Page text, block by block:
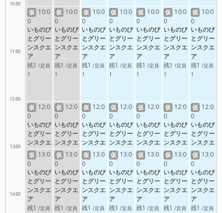
10:00
11:00
12:00
13:00
14:00
仮 10:0
0
いものび
とグリー
ンスクエ
ア
残1 /定員
1
仮 12:0
0
いものび
とグリー
ンスクエ
ア
仮 13:0
0
いものび
とグリー
ンスクエ
ア
残1 /定員
仮 10:0
0
いものび
とグリー
ンスクエ
ア
残1 /定員
1
仮 12:0
0
いものび
とグリー
ンスクエ
ア
仮 13:0
0
いものび
とグリー
ンスクエ
ア
残1 /定員
仮 10:0
0
いものび
とグリー
ンスクエ
ア
残1 /定員
1
仮 12:0
0
いものび
とグリー
ンスクエ
ア
仮 13:0
0
いものび
とグリー
ンスクエ
ア
残1 /定員
仮 10:0
0
いものび
とグリー
ンスクエ
ア
残1 /定員
1
仮 12:0
0
いものび
とグリー
ンスクエ
ア
仮 13:0
0
いものび
とグリー
ンスクエ
ア
残1 /定員
仮 10:0
0
いものび
とグリー
ンスクエ
ア
残1 /定員
1
仮 12:0
0
いものび
とグリー
ンスクエ
ア
仮 13:0
0
いものび
とグリー
ンスクエ
ア
残1 /定員
仮 10:0
0
いものび
とグリー
ンスクエ
ア
残1 /定員
1
仮 12:0
0
いものび
とグリー
ンスクエ
ア
仮 13:0
0
いものび
とグリー
ンスクエ
ア
残1 /定員
仮 10:0
0
いものび
とグリー
ンスクエ
ア
残1 /定員
1
仮 12:0
0
いものび
とグリー
ンスクエ
ア
仮 13:0
0
いものび
とグリー
ンスクエ
ア
残1 /定員